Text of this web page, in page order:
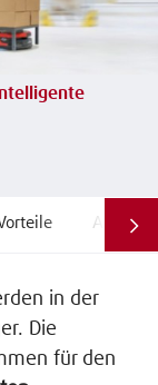
AMR
in der
Die
für den